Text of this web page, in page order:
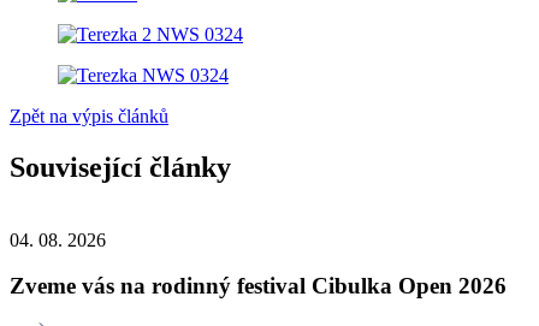
Zpět na výpis článků
Související články
04. 08. 2026
Zveme vás na rodinný festival Cibulka Open 2026